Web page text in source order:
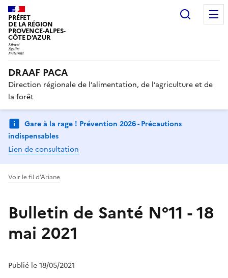
PRÉFET
DE LA RÉGION
PROVENCE-ALPES-
CÔTE D'AZUR
DRAAF PACA
Direction régionale de l’alimentation, de l’agriculture et de
la forêt
Gare à la rage ! Prévention 2026 - Précautions
indispensables
Lien de consultation
Voir le fil d'Ariane
Bulletin de Santé N°11 - 18
mai 2021
Publié le 18/05/2021